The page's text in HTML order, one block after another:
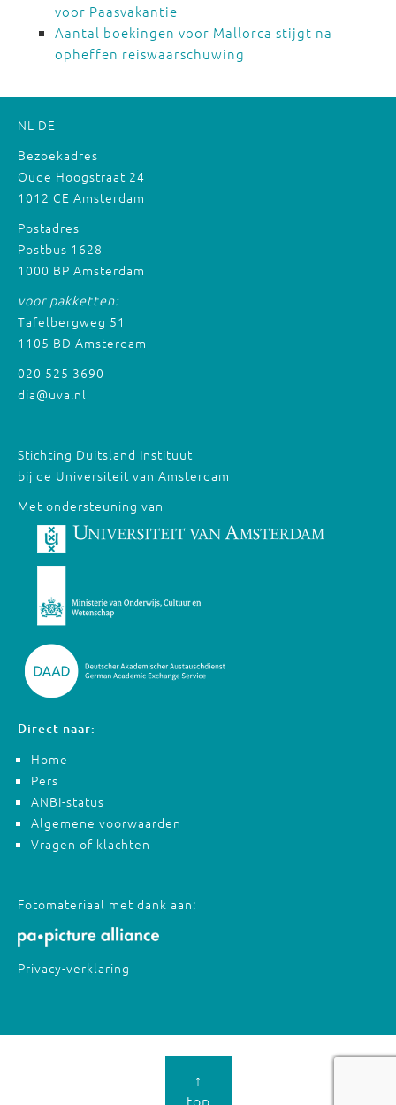
voor Paasvakantie
Aantal boekingen voor Mallorca stijgt na
opheffen reiswaarschuwing
NL DE
Bezoekadres
Oude Hoogstraat 24
1012 CE Amsterdam
Postadres
Postbus 1628
1000 BP Amsterdam
voor pakketten:
Tafelbergweg 51
1105 BD Amsterdam
020 525 3690
dia@uva.nl
Stichting Duitsland Instituut
bij de Universiteit van Amsterdam
Met ondersteuning van
Direct naar:
Home
Pers
ANBI-status
Algemene voorwaarden
Vragen of klachten
Fotomateriaal met dank aan:
Privacy-verklaring
↑
top